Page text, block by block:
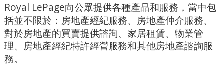
Royal LePage向公眾提供各種產品和服務，當中包
括並不限於：房地產經紀服務、房地產仲介服務、
對於房地產的買賣提供諮詢、家居租賃、物業管
理、房地產經紀特許經營服務和其他房地產諮詢服
務。